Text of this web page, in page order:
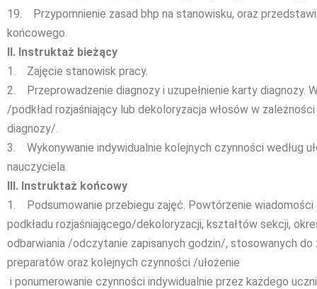
19. Przypomnienie zasad bhp na stanowisku, oraz
końcowego.
II. Instruktaż bieżący
1. Zajęcie stanowisk pracy.
2. Przeprowadzenie diagnozy i uzupełnienie karty diagnozy.
/podkład rozjaśniający lub dekoloryzacja włosów w
diagnozy/.
3. Wykonywanie indywidualnie kolejnych czynności według
nauczyciela.
III. Instruktaż końcowy
1. Podsumowanie przebiegu zajęć. Powtórzenie
podkładu rozjaśniającego/dekoloryzacji, kształtów sekcji,
odbarwiania /odczytanie zapisanych godzin/, stosowanych do
preparatów oraz kolejnych czynności /ułożenie
i ponumerowanie czynności indywidualnie przez każdego